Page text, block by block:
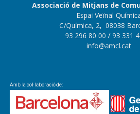
Associació de Mitjans de
Espai Veïnal
C/Química, 2, 08038
93 296 80 00 / 93 331
info@amcl.cat
Amb la col·laboració de: